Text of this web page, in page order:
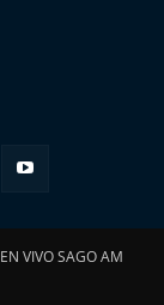
EN VIVO SAGO AM